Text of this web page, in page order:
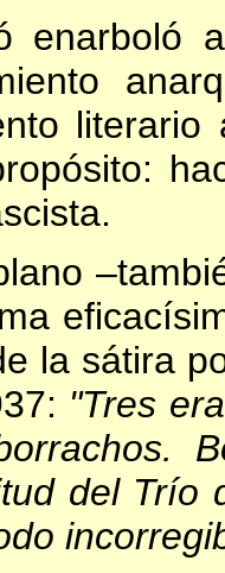
enarboló
la sátira
"Tres
del Trío